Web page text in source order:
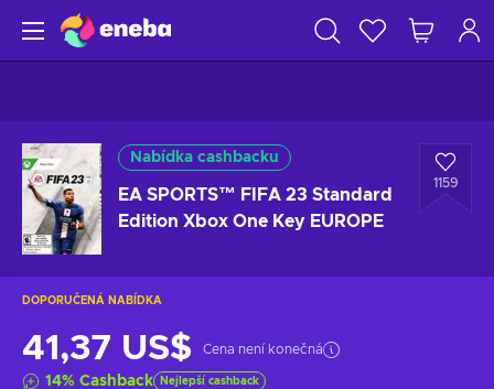
Nabídka cashbacku
EA SPORTS™ FIFA 23 Standard
Edition Xbox One Key EUROPE
1159
DOPORUČENÁ NABÍDKA
41,37 US$ Cena není konečná
14% Cashback Nejlepší cashback